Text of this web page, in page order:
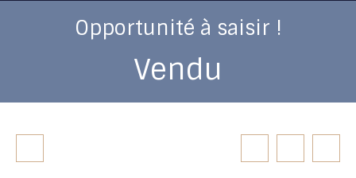
Opportunité à saisir !
Vendu